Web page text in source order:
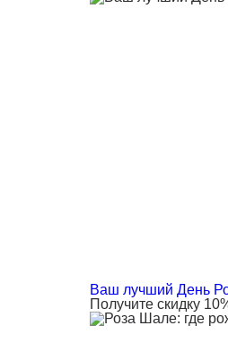
Ваш лучший День
Получите скидку